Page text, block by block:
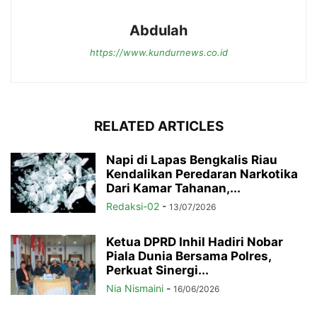
Abdulah
https://www.kundurnews.co.id
RELATED ARTICLES
Napi di Lapas Bengkalis Riau
Kendalikan Peredaran Narkotika
Dari Kamar Tahanan,...
Redaksi-02 - 13/07/2026
Ketua DPRD Inhil Hadiri Nobar
Piala Dunia Bersama Polres,
Perkuat Sinergi...
Nia Nismaini - 16/06/2026